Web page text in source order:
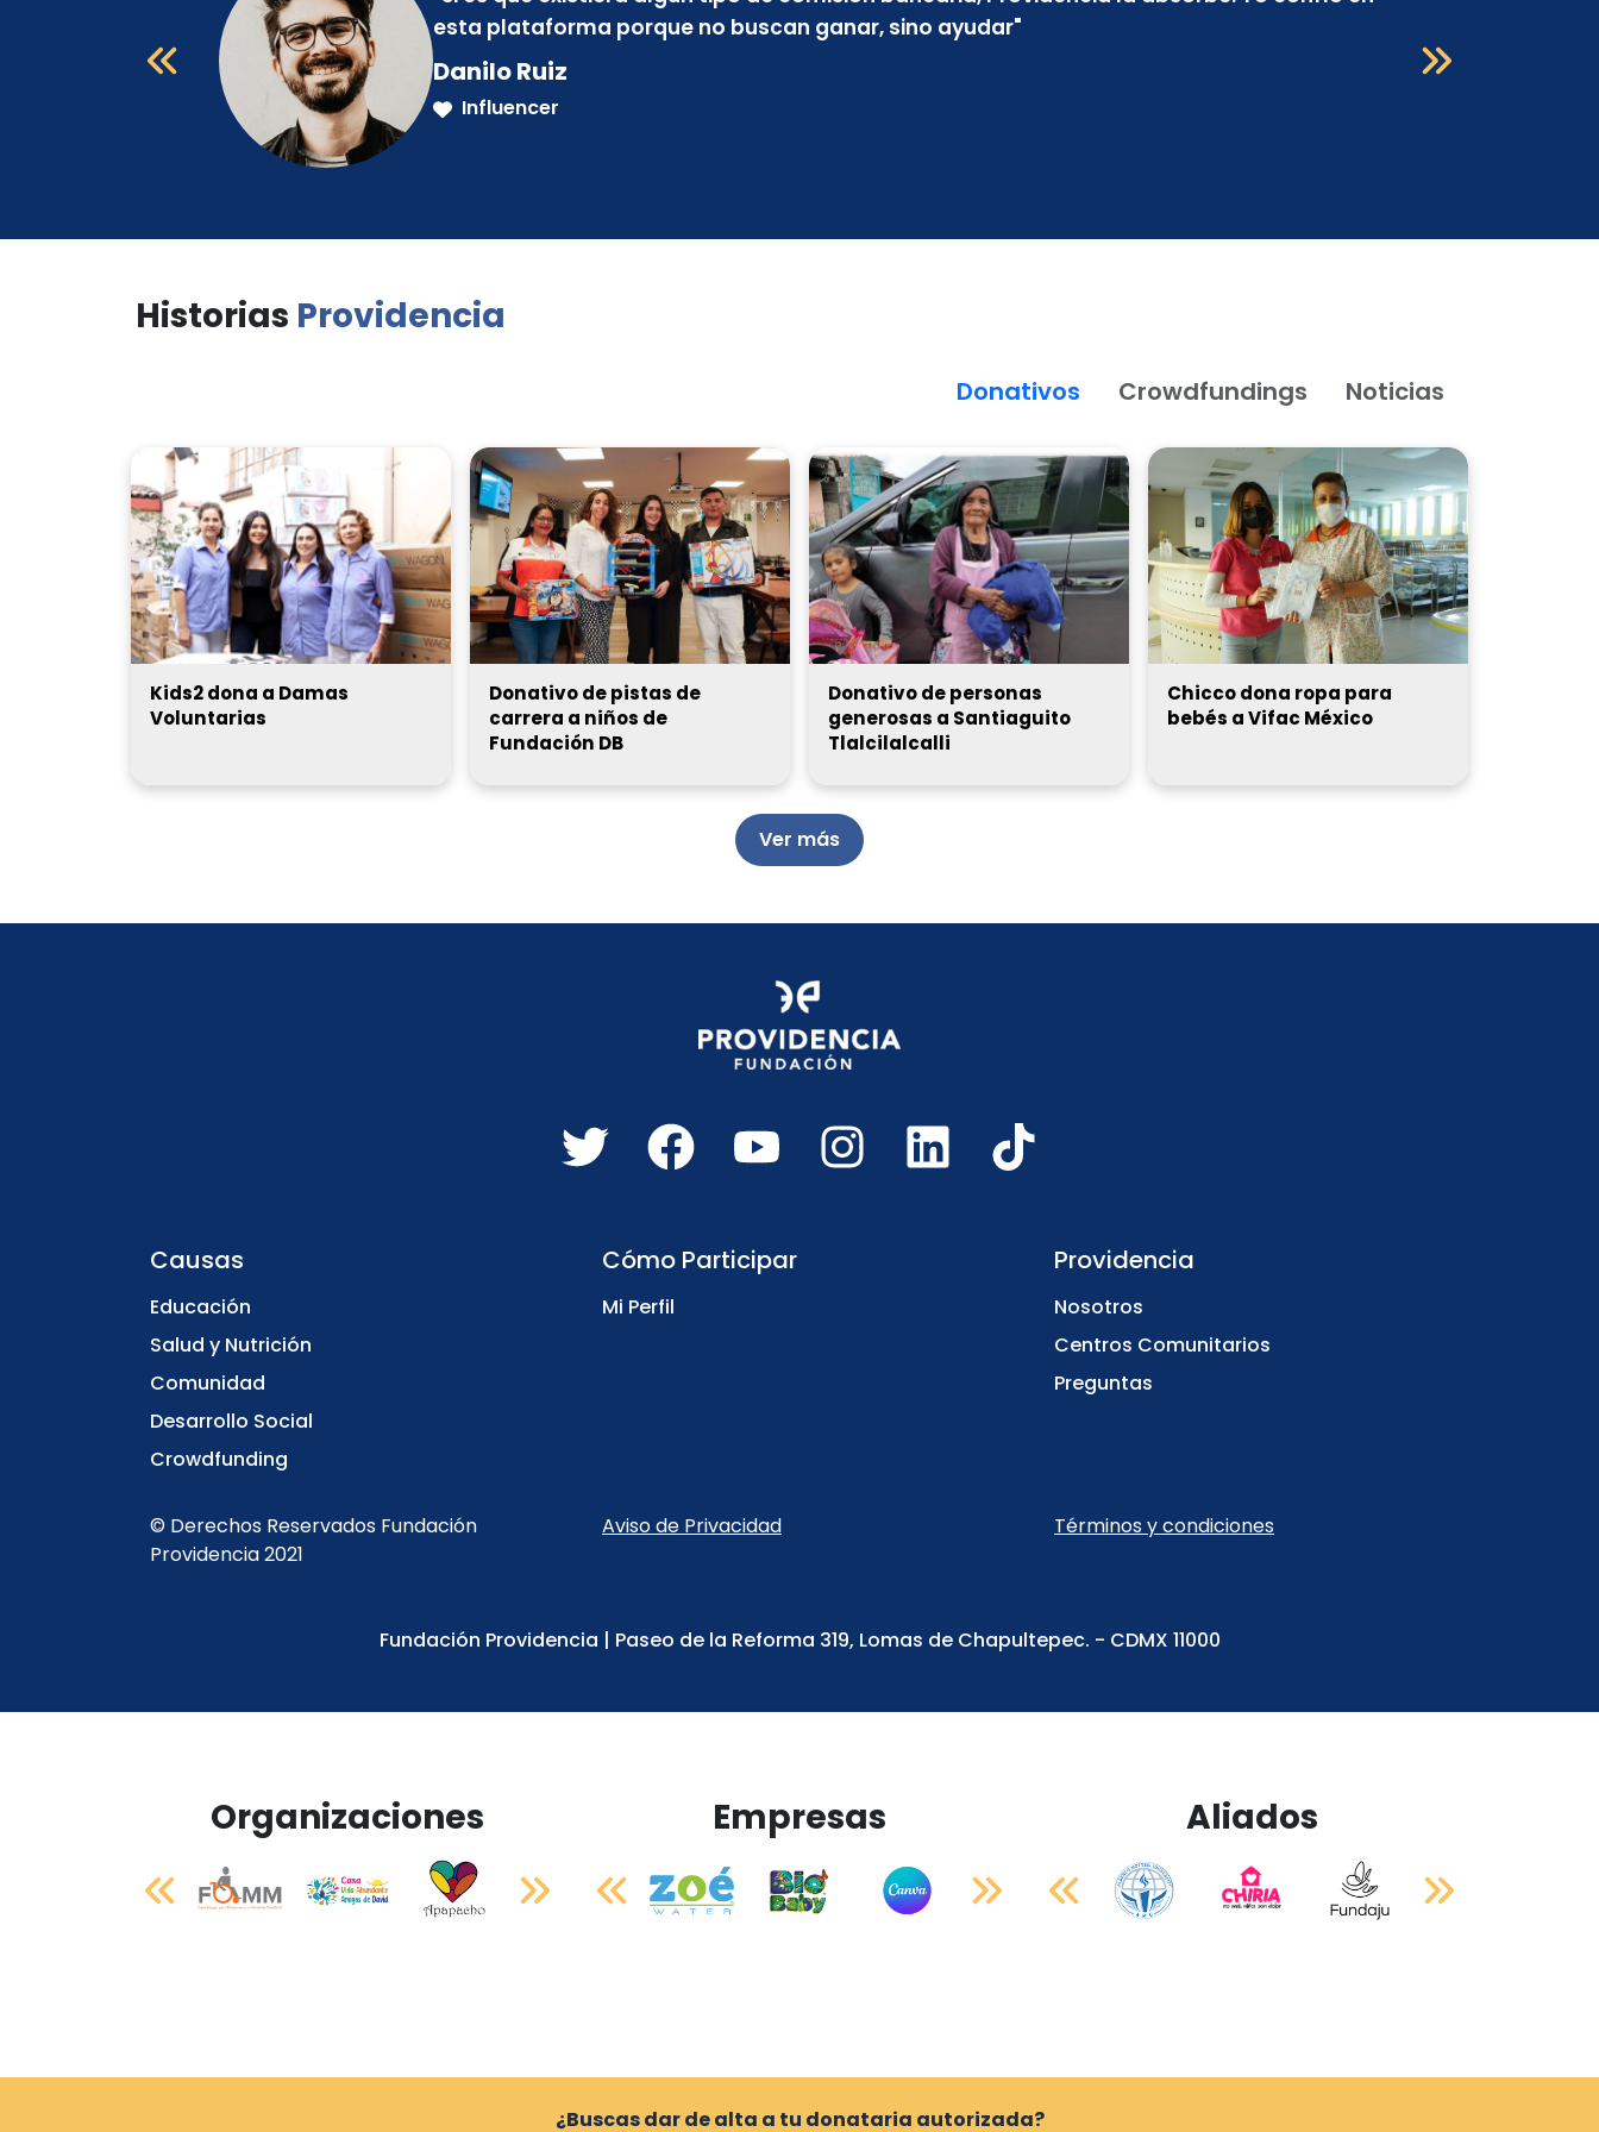
esta plataforma porque no buscan ganar, sino ayudar"
Danilo Ruiz
Influencer
Historias Providencia
Donativos Crowdfundings Noticias
Kids2 dona a Damas
Voluntarias
Donativo de pistas de
carrera a niños de
Fundación DB
Donativo de personas
generosas a Santiaguito
Tlalcilalcalli
Chicco dona ropa para
bebés a Vifac México
Ver más
Causas
Educación
Salud y Nutrición
Comunidad
Desarrollo Social
Crowdfunding
Cómo Participar
Mi Perfil
Providencia
Nosotros
Centros Comunitarios
Preguntas
© Derechos Reservados Fundación
Providencia 2021
Aviso de Privacidad Términos y condiciones
Fundación Providencia | Paseo de la Reforma 319, Lomas de Chapultepec. - CDMX 11000
Organizaciones Empresas Aliados
¿Buscas dar de alta a tu donataria autorizada?